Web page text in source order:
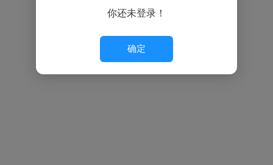
你还未登录！
确定